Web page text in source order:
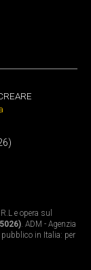
e opera sul
. ADM - Agenzia
pubblico in Italia: per